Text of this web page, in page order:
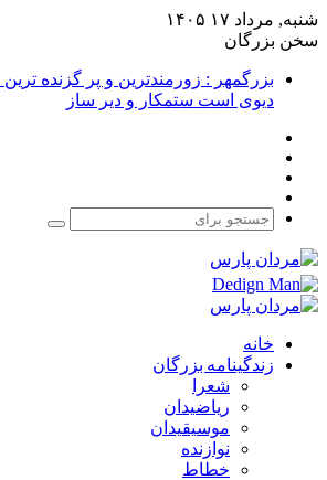
شنبه, مرداد ۱۷ ۱۴۰۵
سخن بزرگان
بزرگمهر : زورمندترین و پر گزنده
دیوی است ستمکار و دیر ساز
جستجو
خانه
زندگینامه بزرگان
شعرا
ریاضیدان
موسیقیدان
نوازنده
خطاط